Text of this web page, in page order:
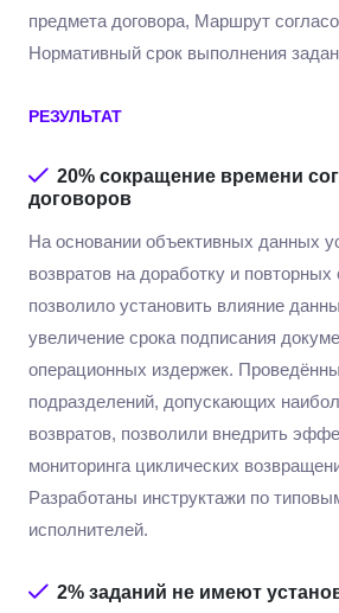
предмета договора, Маршрут
Нормативный срок выполнения
РЕЗУЛЬТАТ
20% сокращение времени
договоров
На основании объективных данных
возвратов на доработку и повторных
позволило установить влияние
увеличение срока подписания
операционных издержек.
подразделений, допускающих
возвратов, позволили внедрить
мониторинга циклических
Разработаны инструктажи по
исполнителей.
2% заданий не имеют